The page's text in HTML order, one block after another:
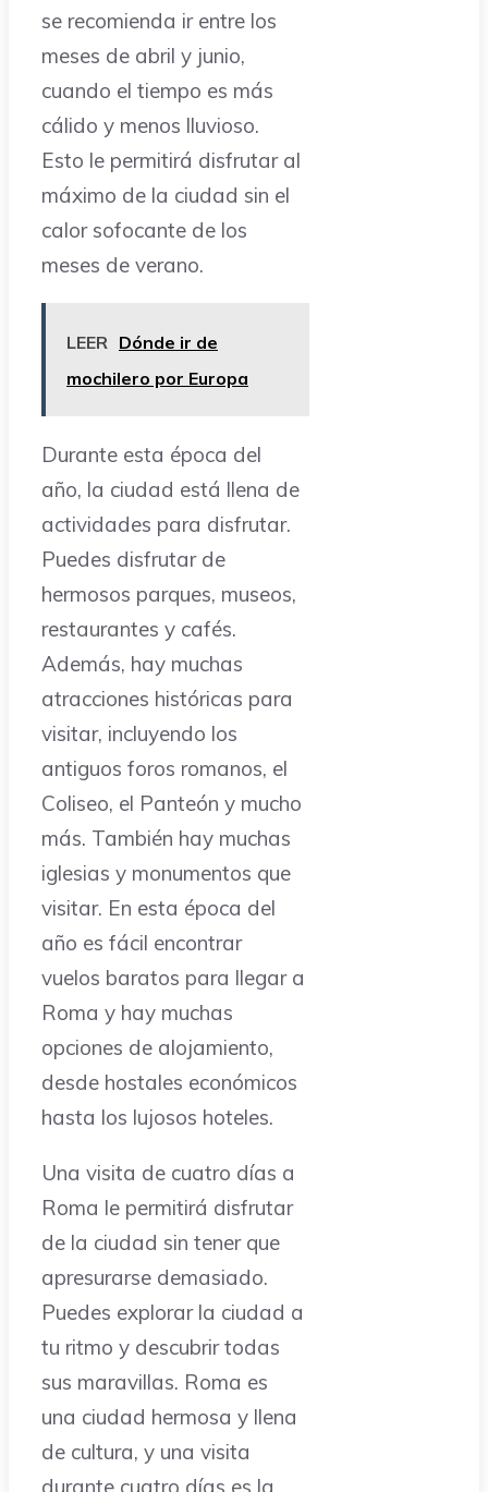
se recomienda ir entre los
meses de abril y junio,
cuando el tiempo es más
cálido y menos lluvioso.
Esto le permitirá disfrutar al
máximo de la ciudad sin el
calor sofocante de los
meses de verano.
LEER Dónde ir de
mochilero por Europa
Durante esta época del
año, la ciudad está llena de
actividades para disfrutar.
Puedes disfrutar de
hermosos parques, museos,
restaurantes y cafés.
Además, hay muchas
atracciones históricas para
visitar, incluyendo los
antiguos foros romanos, el
Coliseo, el Panteón y mucho
más. También hay muchas
iglesias y monumentos que
visitar. En esta época del
año es fácil encontrar
vuelos baratos para llegar a
Roma y hay muchas
opciones de alojamiento,
desde hostales económicos
hasta los lujosos hoteles.
Una visita de cuatro días a
Roma le permitirá disfrutar
de la ciudad sin tener que
apresurarse demasiado.
Puedes explorar la ciudad a
tu ritmo y descubrir todas
sus maravillas. Roma es
una ciudad hermosa y llena
de cultura, y una visita
durante cuatro días es la